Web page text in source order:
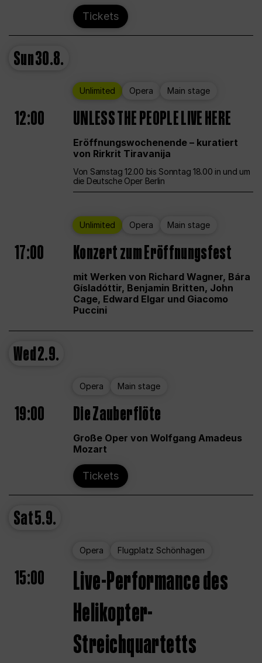
Tickets
Sun30.8.
Unlimited Opera Main stage
12:00 UNLESS THE PEOPLE LIVE HERE
Eröffnungswochenende – kuratiert
von Rirkrit Tiravanija
Von Samstag 12.00 bis Sonntag 18.00 in und um
die Deutsche Oper Berlin
Unlimited Opera Main stage
17:00 Konzert zum Eröffnungsfest
mit Werken von Richard Wagner, Bára
Gísladóttir, Benjamin Britten, John
Cage, Edward Elgar und Giacomo
Puccini
Wed2.9.
Opera Main stage
19:00 Die Zauberflöte
Große Oper von Wolfgang Amadeus
Mozart
Tickets
Sat5.9.
Opera Flugplatz Schönhagen
15:00
Live-Performance des
Helikopter-
Streichquartetts